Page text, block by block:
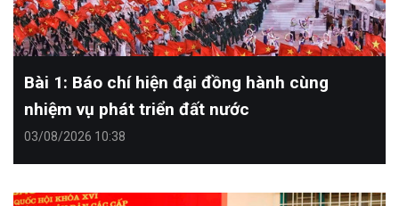
Bài 1: Báo chí hiện đại đồng hành cùng
nhiệm vụ phát triển đất nước
03/08/2026 10:38